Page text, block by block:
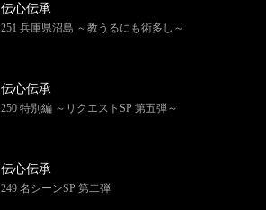
伝心伝承
251 兵庫県沼島 ～教うるにも術多し～
伝心伝承
250 特別編 ～リクエストSP 第五弾～
伝心伝承
249 名シーンSP 第二弾